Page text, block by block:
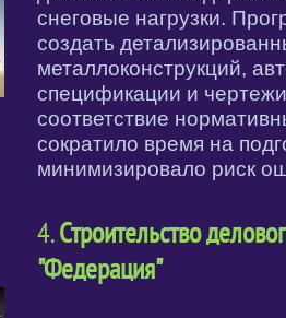
снеговые нагрузки.
создать
металлоконструкций,
спецификации и
соответствие
сократило время на
минимизировало риск
4.Строительство
"Федерация"